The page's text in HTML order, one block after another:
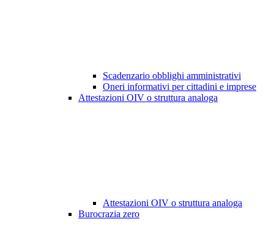
Scadenzario obblighi amministrativi
Oneri informativi per cittadini e imprese
Attestazioni OIV o struttura analoga
Attestazioni OIV o struttura analoga
Burocrazia zero